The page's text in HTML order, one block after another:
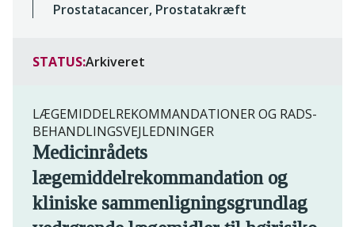
Prostatacancer, Prostatakræft
STATUS:Arkiveret
LÆGEMIDDELREKOMMANDATIONER OG RADS-
BEHANDLINGSVEJLEDNINGER
Medicinrådets
lægemiddelrekommandation og
kliniske sammenligningsgrundlag